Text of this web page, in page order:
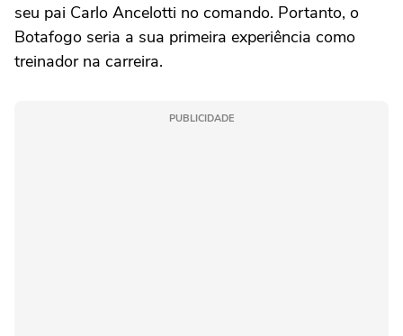
seu pai Carlo Ancelotti no comando. Portanto, o
Botafogo seria a sua primeira experiência como
treinador na carreira.
PUBLICIDADE